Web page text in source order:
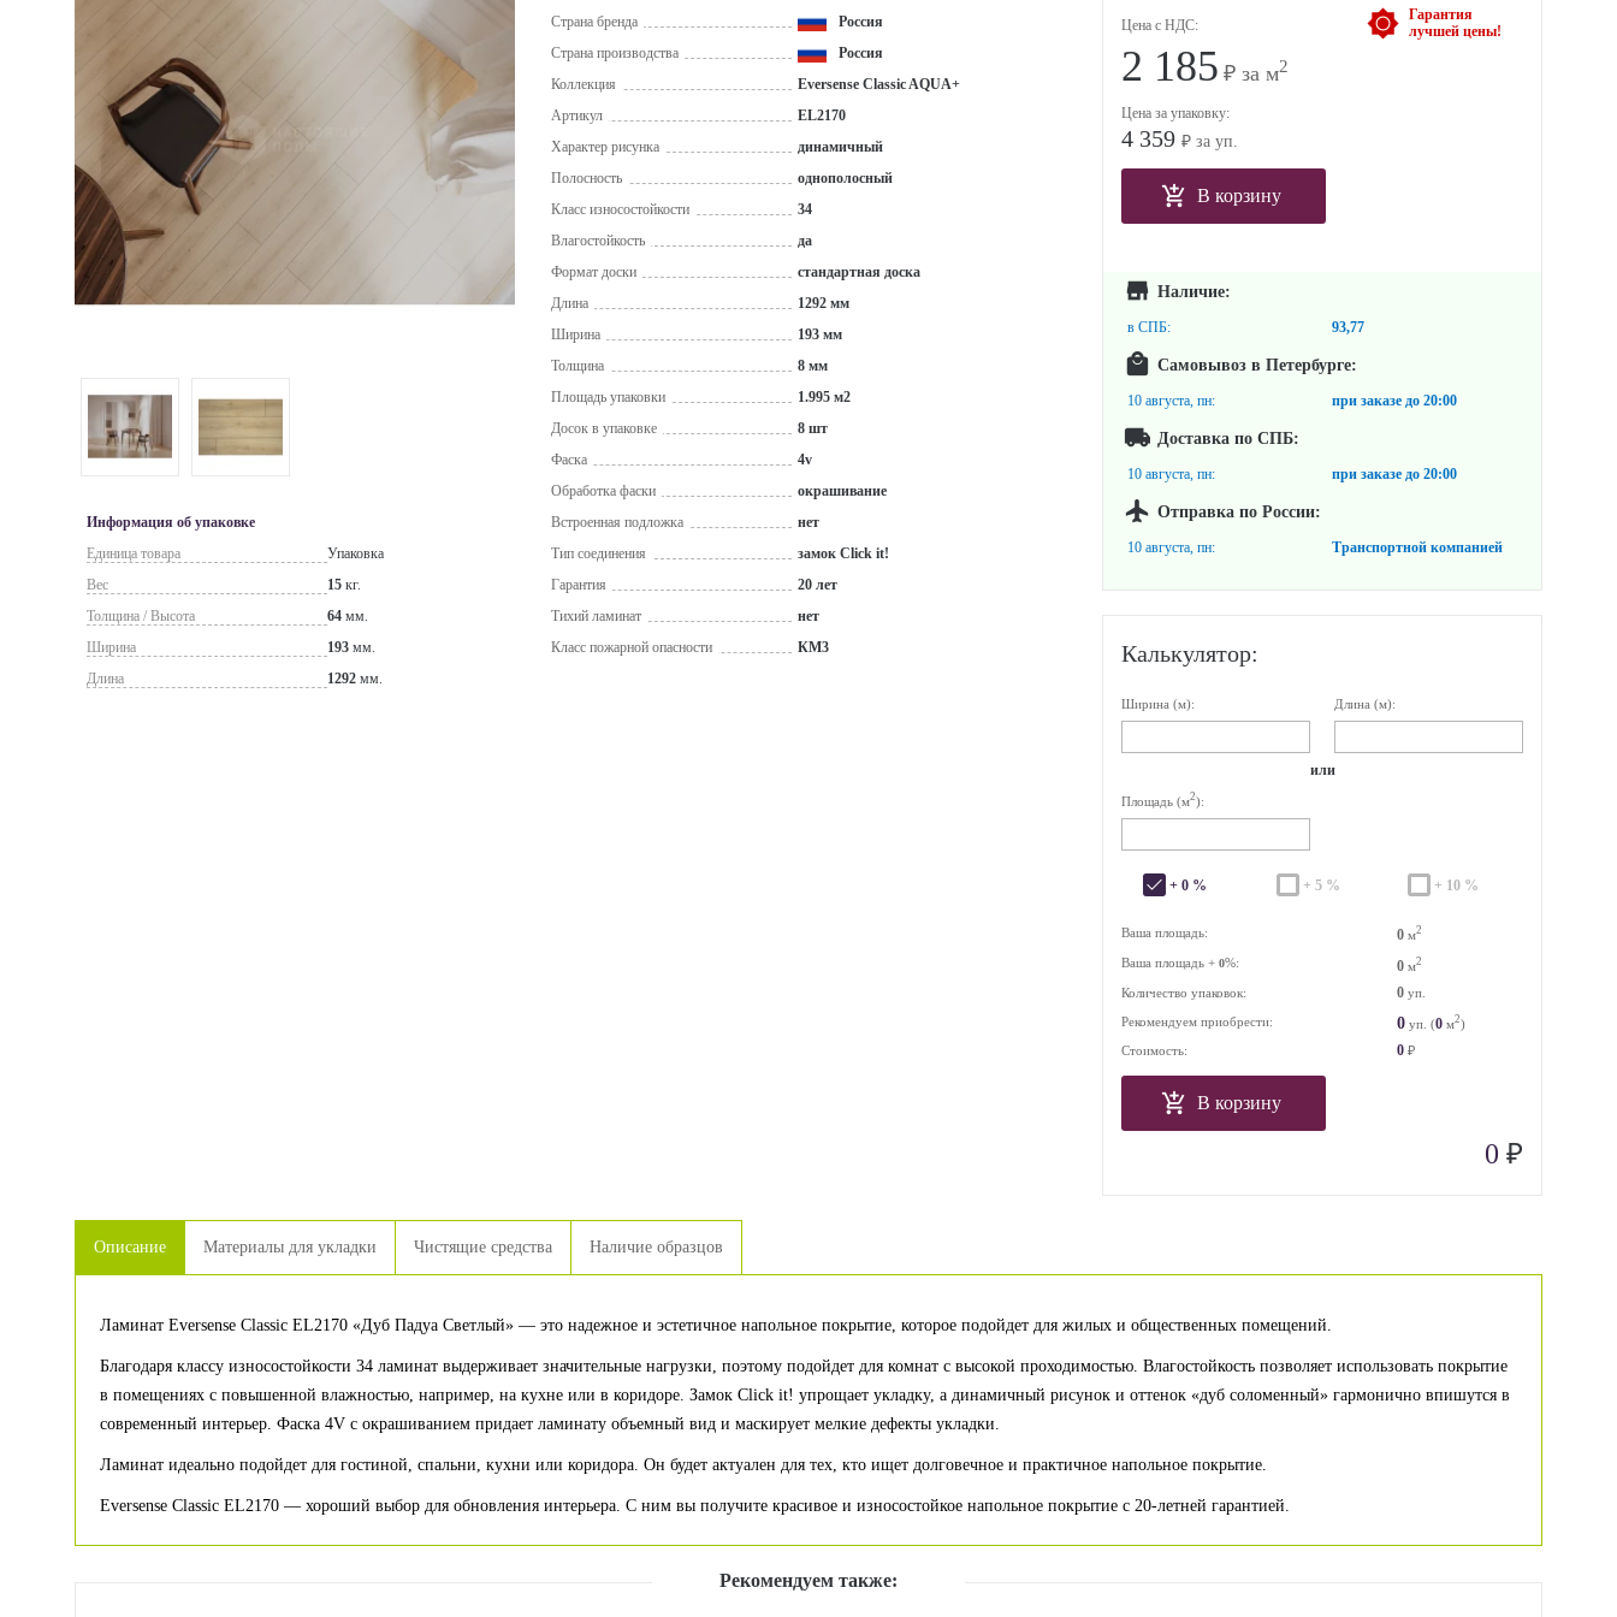
Информация об упаковке
Единица товара
Упаковка
Вес
15 кг.
Толщина / Высота
64 мм.
Ширина
193 мм.
Длина
1292 мм.
Страна бренда
Россия
Страна производства
Россия
Коллекция
Eversense Classic AQUA+
Артикул
EL2170
Характер рисунка
динамичный
Полосность
однополосный
Класс износостойкости
34
Влагостойкость
да
Формат доски
стандартная доска
Длина
1292 мм
Ширина
193 мм
Толщина
8 мм
Площадь упаковки
1.995 м2
Досок в упаковке
8 шт
Фаска
4v
Обработка фаски
окрашивание
Встроенная подложка
нет
Тип соединения
замок Click it!
Гарантия
20 лет
Тихий ламинат
нет
Класс пожарной опасности
КМ3
Гарантия
лучшей цены!
Цена с НДС:
2 185 ₽ за м2
Цена за упаковку:
4 359 ₽ за уп.
В корзину
Наличие:
в СПБ: 93,77
Самовывоз в Петербурге:
10 августа, пн: при заказе до 20:00
Доставка по СПБ:
10 августа, пн: при заказе до 20:00
Отправка по России:
10 августа, пн: Транспортной компанией
Калькулятор:
Ширина (м): Длина (м):
или
Площадь (м2):
+ 0 % + 5 % + 10 %
Ваша площадь: 0 м2
Ваша площадь + 0%: 0 м2
Количество упаковок: 0 уп.
Рекомендуем приобрести:
0 уп. (0 м2)
Стоимость:
0 ₽
В корзину
0 ₽
Описание Материалы для укладки Чистящие средства Наличие образцов
Ламинат Eversense Classic EL2170 «Дуб Падуа Светлый» — это надежное и эстетичное напольное покрытие, которое подойдет для жилых и общественных помещений.
Благодаря классу износостойкости 34 ламинат выдерживает значительные нагрузки, поэтому подойдет для комнат с высокой проходимостью. Влагостойкость позволяет использовать покрытие
в помещениях с повышенной влажностью, например, на кухне или в коридоре. Замок Click it! упрощает укладку, а динамичный рисунок и оттенок «дуб соломенный» гармонично впишутся в
современный интерьер. Фаска 4V с окрашиванием придает ламинату объемный вид и маскирует мелкие дефекты укладки.
Ламинат идеально подойдет для гостиной, спальни, кухни или коридора. Он будет актуален для тех, кто ищет долговечное и практичное напольное покрытие.
Eversense Classic EL2170 — хороший выбор для обновления интерьера. С ним вы получите красивое и износостойкое напольное покрытие с 20-летней гарантией.
Рекомендуем также: